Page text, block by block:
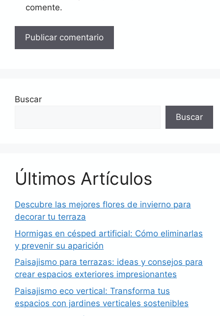
comente.
Buscar
Buscar
Últimos Artículos
Descubre las mejores flores de invierno para
decorar tu terraza
Hormigas en césped artificial: Cómo eliminarlas
y prevenir su aparición
Paisajismo para terrazas: ideas y consejos para
crear espacios exteriores impresionantes
Paisajismo eco vertical: Transforma tus
espacios con jardines verticales sostenibles